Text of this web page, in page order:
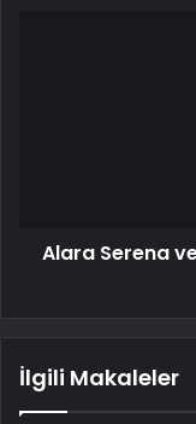
Alara Serena
İlgili Makaleler